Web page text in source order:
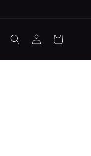
Iniciar
sesión
Carrito